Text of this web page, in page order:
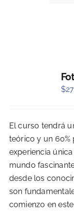
$
El curso tendrá
teórico y un 60%
experiencia
mundo
desde los
son
comienzo en